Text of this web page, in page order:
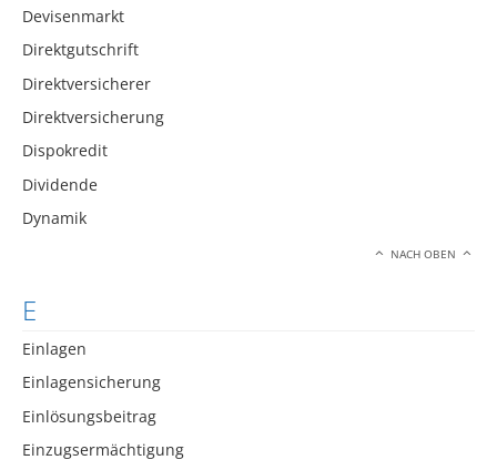
Devisenmarkt
Direktgutschrift
Direktversicherer
Direktversicherung
Dispokredit
Dividende
Dynamik
NACH OBEN
E
Einlagen
Einlagensicherung
Einlösungsbeitrag
Einzugsermächtigung